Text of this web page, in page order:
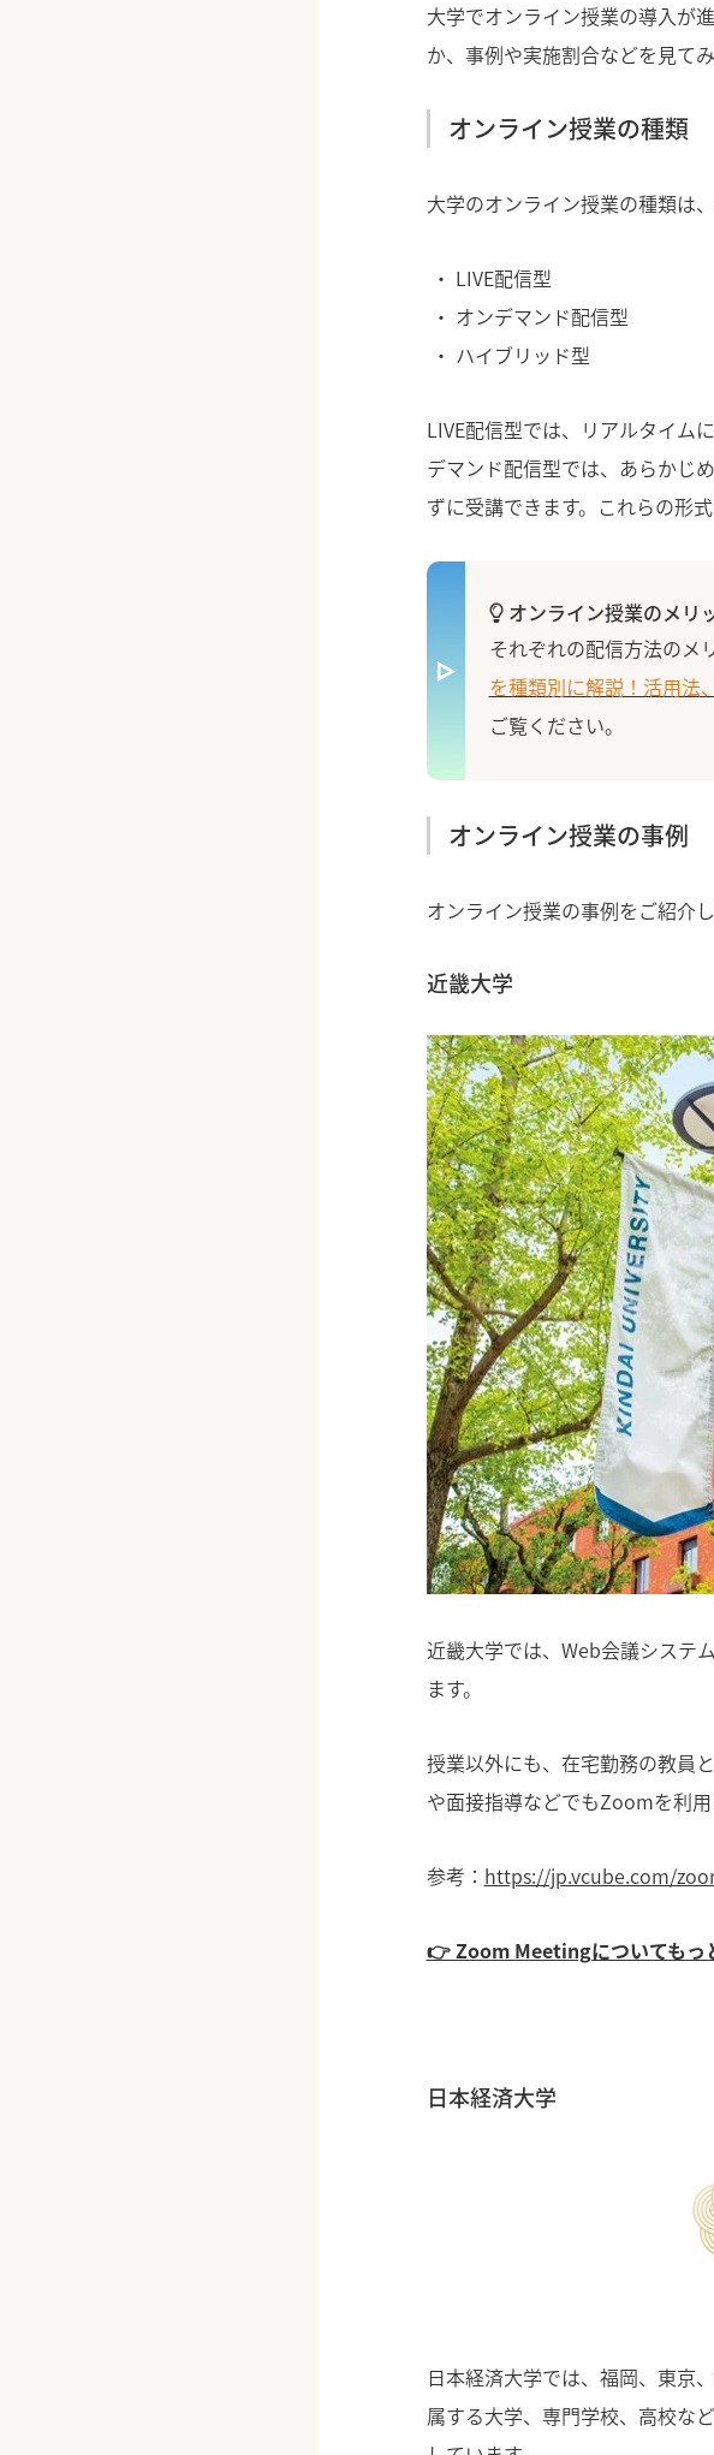
大学でオンライン授業の導入が
か、事例や実施割合などを見てみ
オンライン授業の種類
大学のオンライン授業の種類は
LIVE配信型
オンデマンド配信型
ハイブリッド型
LIVE配信型では、リアルタイム
デマンド配信型では、あらかじ
ずに受講できます。これらの形
オンライン授業のメリ
それぞれの配信方法のメ
を種類別に解説！活用法
ご覧ください。
オンライン授業の事例
オンライン授業の事例をご紹介し
近畿大学
近畿大学では、Web会議システ
ます。
授業以外にも、在宅勤務の教員
や面接指導などでもZoomを利用
参考： https://jp.vcube.com/
👉 Zoom Meetingについてもっ
日本経済大学
日本経済大学では、福岡、東京
属する大学、専門学校、高校な